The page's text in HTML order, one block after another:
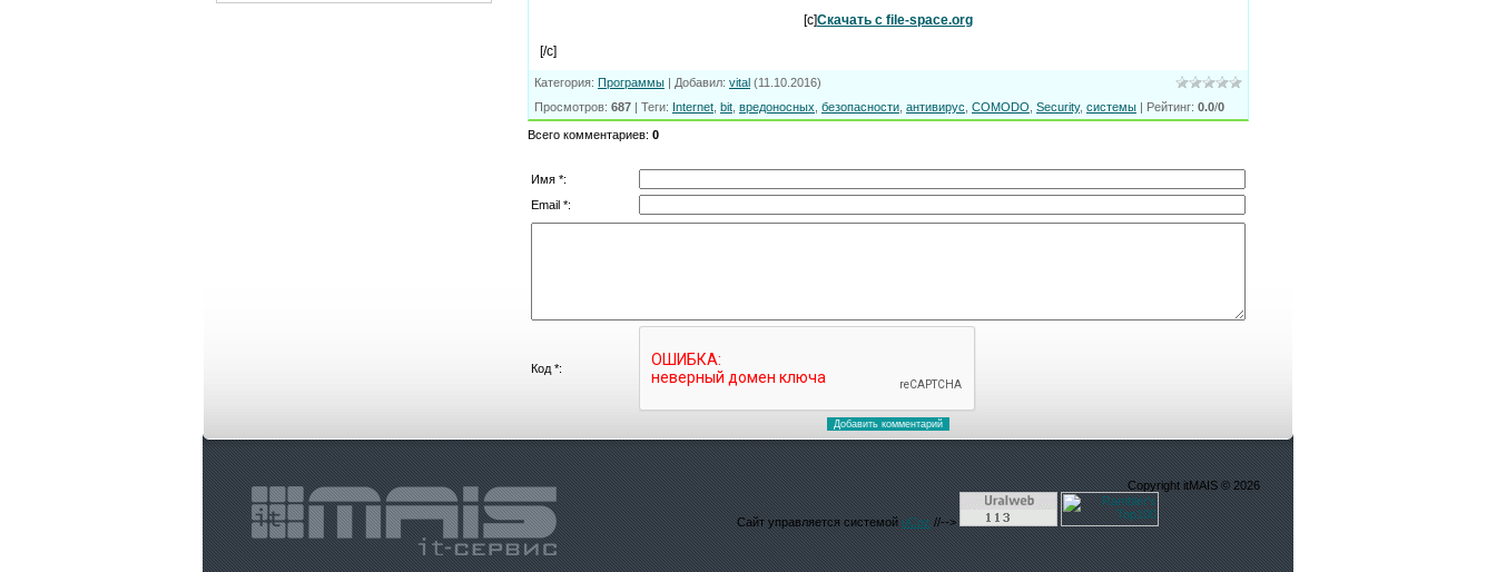
[c]Скачать с file-space.org
[/c]
Категория: Программы Добавил: vital (11.10.2016)
Просмотров: 687 Теги: Internet bit вредоносных безопасности антивирус COMODO Security, системы Рейтинг: 0.0/0
Всего комментариев: 0
Имя *:
Email *:
Код *:
Copyright itMAIS © 2026
Сайт управляется системой uCoz //-->